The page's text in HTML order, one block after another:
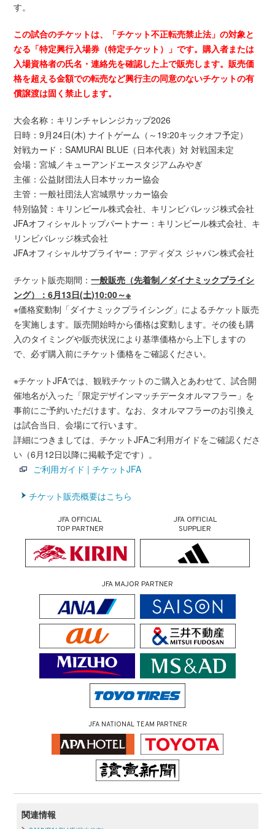
す。
この試合のチケットは、「チケット不正転売禁止法」の対象と
なる「特定興行入場券（特定チケット）」です。購入者または
入場資格者の氏名・連絡先を確認した上で販売します。販売価
格を超える金額での転売など興行主の同意のないチケットの有
償譲渡は固く禁止します。
大会名称：キリンチャレンジカップ2026
日時：9月24日(木) ナイトゲーム（～19:20キックオフ予定）
対戦カード：SAMURAI BLUE（日本代表）対 対戦国未定
会場：宮城／キューアンドエースタジアムみやぎ
主催：公益財団法人日本サッカー協会
主管：一般社団法人宮城県サッカー協会
特別協賛：キリンビール株式会社、キリンビバレッジ株式会社
JFAオフィシャルトップパートナー：キリンビール株式会社、キ
リンビバレッジ株式会社
JFAオフィシャルサプライヤー：アディダス ジャパン株式会社
チケット販売期間：一般販売（先着制／ダイナミックプライシ
ング）：6月13日(土)10:00～※
※価格変動制「ダイナミックプライシング」によるチケット販売
を実施します。販売開始時から価格は変動します。その後も購
入のタイミングや販売状況により基準価格から上下しますの
で、必ず購入前にチケット価格をご確認ください。
※チケットJFAでは、観戦チケットのご購入とあわせて、試合開
催地名が入った「限定デザインマッチデータオルマフラー」を
事前にご予約いただけます。なお、タオルマフラーのお引換え
は試合当日、会場にて行います。
詳細につきましては、チケットJFAご利用ガイドをご確認くださ
い（6月12日以降に掲載予定です）。
ご利用ガイド | チケットJFA
チケット販売概要はこちら
JFA OFFICIAL
TOP PARTNER
JFA OFFICIAL
SUPPLIER
JFA MAJOR PARTNER
JFA NATIONAL TEAM PARTNER
関連情報